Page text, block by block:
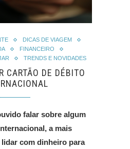
DICAS DE VIAGEM
FINANCEIRO
TRENDS E NOVIDADES
CARTÃO DE DÉBITO
falar sobre algum
a mais
com dinheiro para